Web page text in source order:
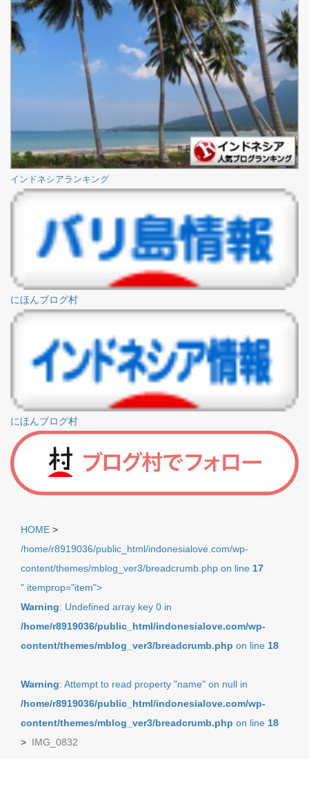
インドネシアランキング
にほんブログ村
にほんブログ村
HOME >
/home/r8919036/public_html/indonesialove.com/wp-
content/themes/mblog_ver3/breadcrumb.php on line 17
" itemprop="item">
Warning: Undefined array key 0 in
/home/r8919036/public_html/indonesialove.com/wp-
content/themes/mblog_ver3/breadcrumb.php on line 18
Warning: Attempt to read property "name" on null in
/home/r8919036/public_html/indonesialove.com/wp-
content/themes/mblog_ver3/breadcrumb.php on line 18
> IMG_0832